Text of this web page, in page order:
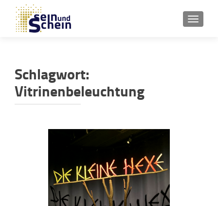
Schlagwort:
Vitrinenbeleuchtung